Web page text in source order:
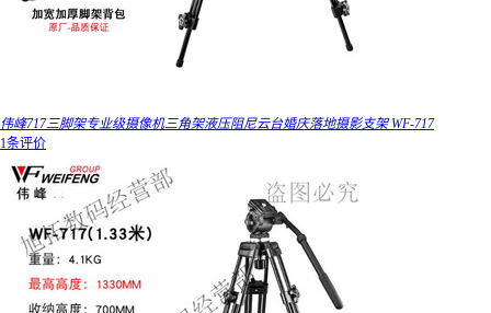
伟峰717三脚架专业级摄像机三角架液压阻尼云台婚庆落地摄影支架 WF-717
1条评价